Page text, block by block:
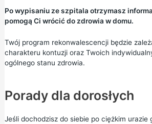
Po wypisaniu ze szpitala otrzymasz
pomogą Ci wrócić do zdrowia w domu.
Twój program rekonwalescencji będzie
charakteru kontuzji oraz Twoich
ogólnego stanu zdrowia.
Porady dla dorosłych
Jeśli dochodzisz do siebie po ciężkim urazie